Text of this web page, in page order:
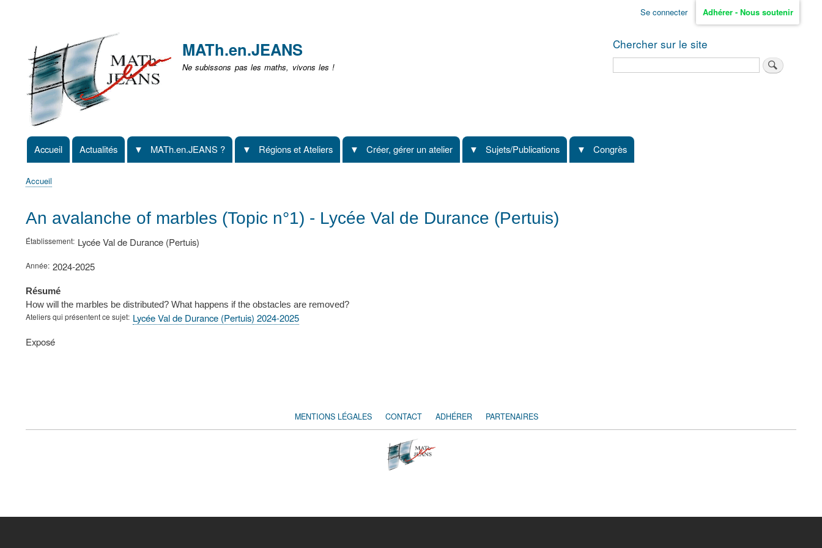
non
identifié
Se connecter Adhérer - Nous soutenir
MATh.en.JEANS
Ne subissons pas les maths, vivons les !
Chercher sur le site
Navigation
principale
Accueil Actualités MATh.en.JEANS ? Régions et Ateliers Créer, gérer un atelier Sujets/Publications Congrès
d'Ariane
Accueil
An avalanche of marbles (Topic n°1) - Lycée Val de Durance (Pertuis)
Établissement Lycée Val de Durance (Pertuis)
Année 2024-2025
Résumé
How will the marbles be distributed? What happens if the obstacles are removed?
Ateliers qui présentent ce sujet Lycée Val de Durance (Pertuis) 2024-2025
Type
Exposé
FOOTER
MENTIONS LÉGALES CONTACT ADHÉRER PARTENAIRES